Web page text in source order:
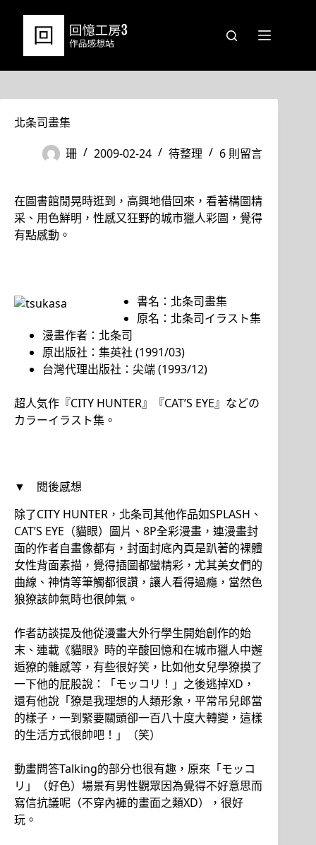
北条司畫集
珊
2009-02-24 待整理 6 則留言
在圖書館閒晃時逛到，高興地借回來，看著構圖精
采、用色鮮明，性感又狂野的城市獵人彩圖，覺得
有點感動。
書名：北条司畫集
原名：北条司イラスト集
漫畫作者：北条司
原出版社：集英社 (1991/03)
台灣代理出版社：尖端 (1993/12)
超人気作『CITY HUNTER』『CAT’S EYE』などの
カラーイラスト集。
▼ 閱後感想
除了CITY HUNTER，北条司其他作品如SPLASH、
CAT’S EYE（貓眼）圖片、8P全彩漫畫，連漫畫封
面的作者自畫像都有，封面封底內頁是趴著的裸體
女性背面素描，覺得插圖都蠻精彩，尤其美女們的
曲線、神情等筆觸都很讚，讓人看得過癮，當然色
狼獠該帥氣時也很帥氣。
作者訪談提及他從漫畫大外行學生開始創作的始
末、連載《貓眼》時的辛酸回憶和在城市獵人中邂
逅獠的雜感等，有些很好笑，比如他女兒學獠摸了
一下他的屁股說：「モッコリ！」之後逃掉XD，
還有他說「獠是我理想的人類形象，平常吊兒郎當
的樣子，一到緊要關頭卻一百八十度大轉變，這樣
的生活方式很帥吧！」（笑）
動畫問答Talking的部分也很有趣，原來「モッコ
リ」（好色）場景有男性觀眾因為覺得不好意思而
寫信抗議呢（不穿內褲的畫面之類XD），很好
玩。